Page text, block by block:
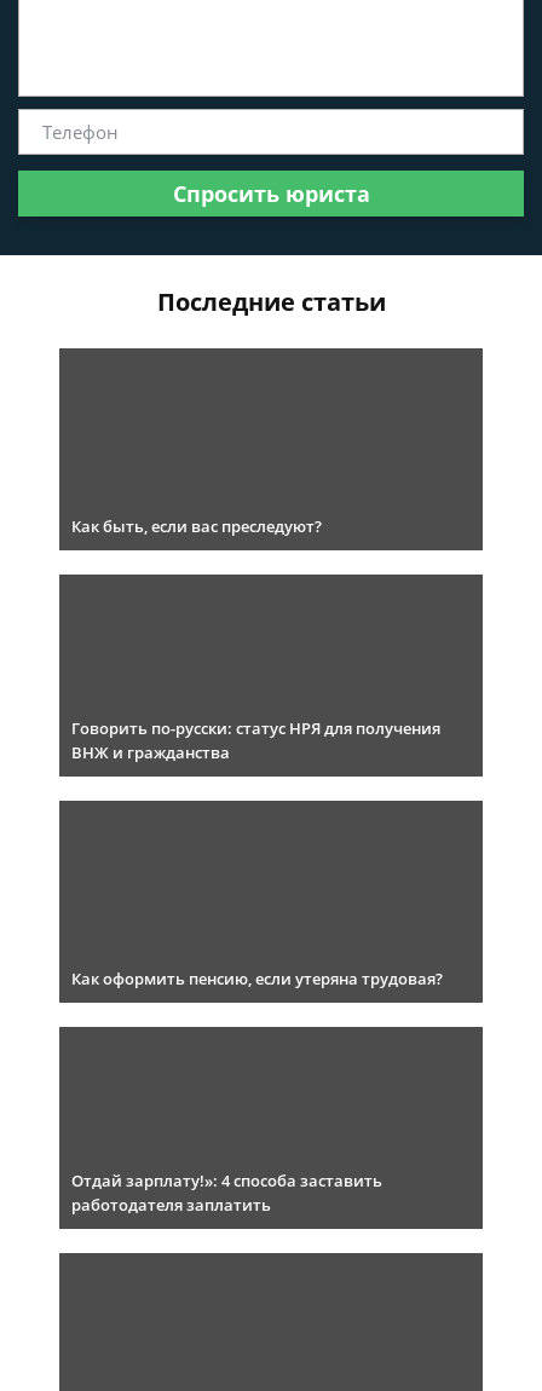
Спросить юриста
Последние статьи
Как быть, если вас преследуют?
Говорить по-русски: статус НРЯ для получения
ВНЖ и гражданства
Как оформить пенсию, если утеряна трудовая?
Отдай зарплату!»: 4 способа заставить
работодателя заплатить